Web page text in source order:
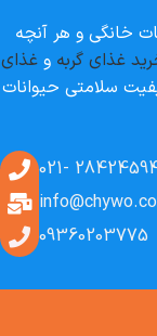
خانگی و هر آنچه
غذای گربه و غذای
سلامتی حیوانات
28424594 -
09360203775